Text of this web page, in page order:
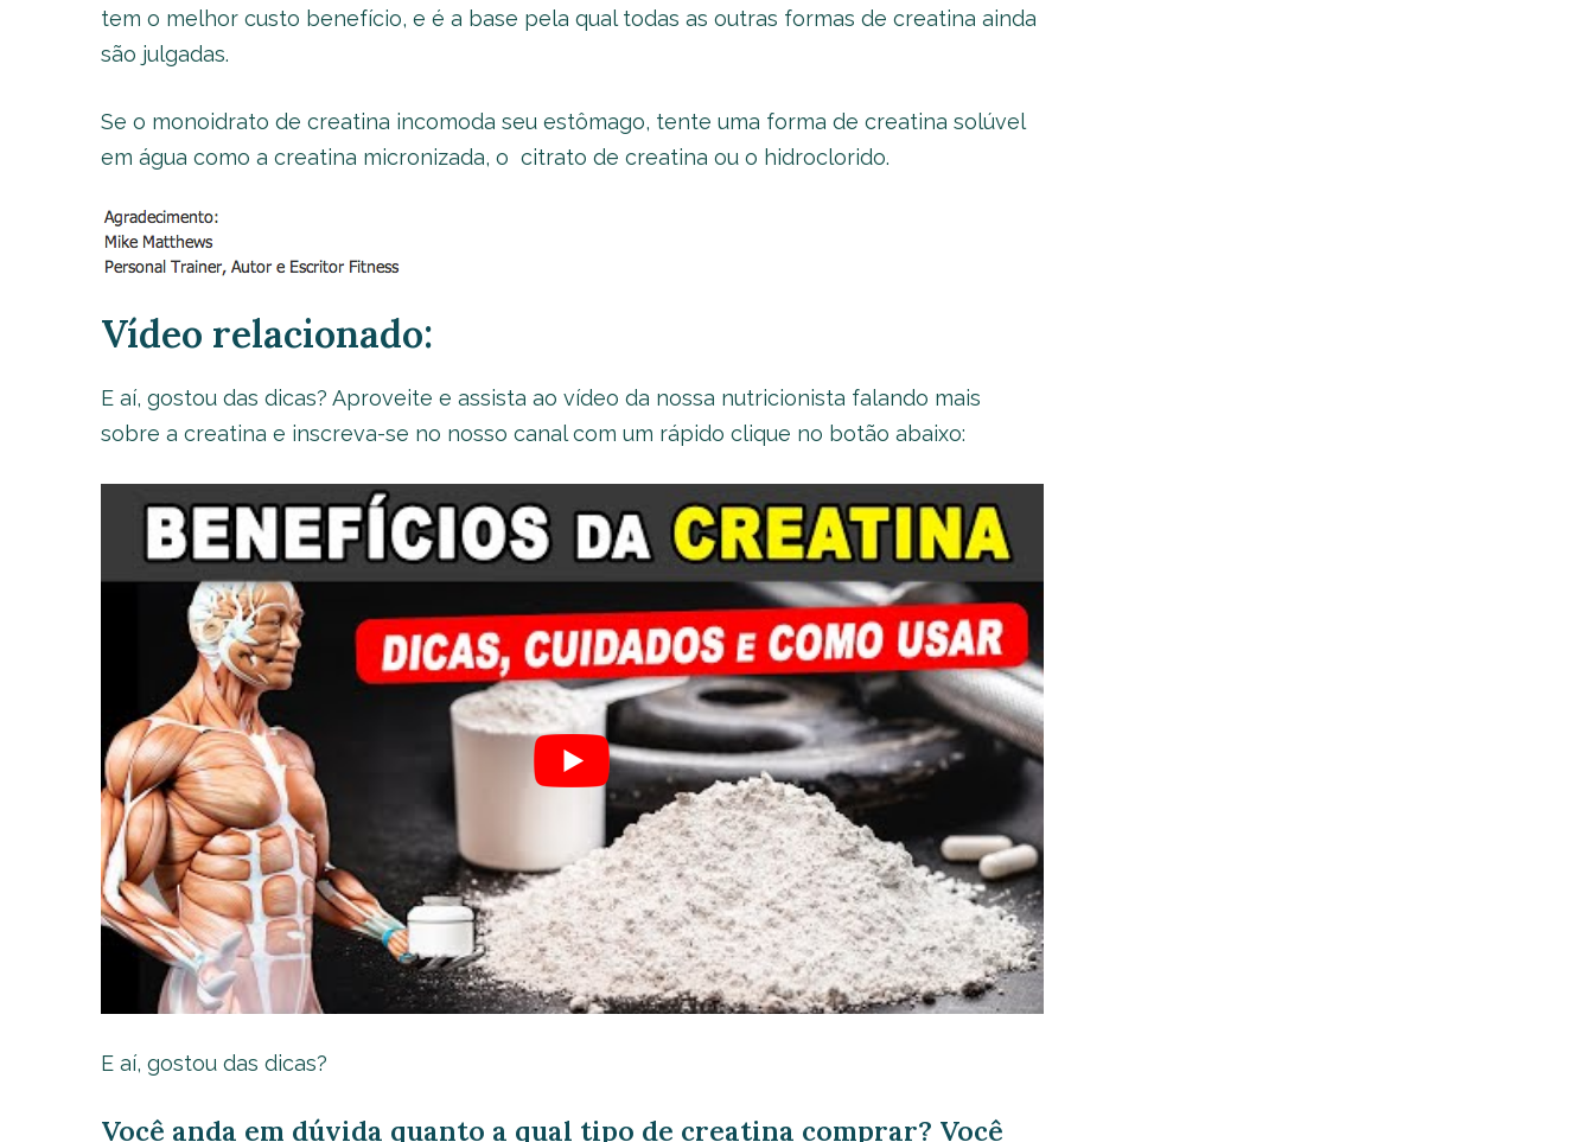
tem o melhor custo benefício, e é a base pela qual todas as outras formas de creatina ainda
são julgadas.
Se o monoidrato de creatina incomoda seu estômago, tente uma forma de creatina solúvel
em água como a creatina micronizada, o citrato de creatina ou o hidroclorido.
Vídeo relacionado:
E aí, gostou das dicas? Aproveite e assista ao vídeo da nossa nutricionista falando mais
sobre a creatina e inscreva-se no nosso canal com um rápido clique no botão abaixo:
E aí, gostou das dicas?
Você anda em dúvida quanto a qual tipo de creatina comprar? Você